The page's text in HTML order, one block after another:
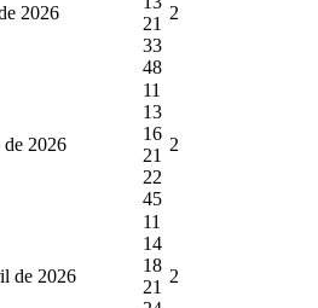
2026
21
33
48
2
de 2026
11
13
16
21
22
45
2
de 2026
11
14
18
21
2